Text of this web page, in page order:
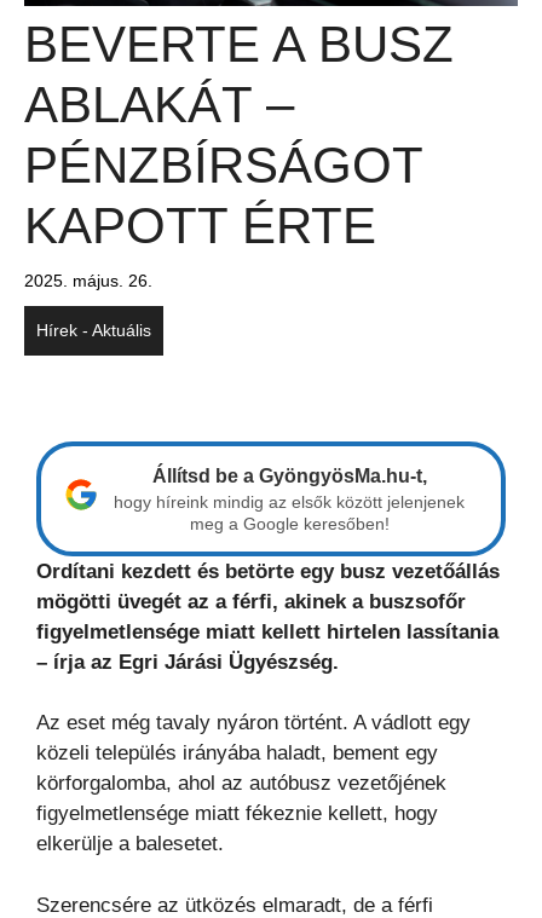
BEVERTE A BUSZ
ABLAKÁT –
PÉNZBÍRSÁGOT
KAPOTT ÉRTE
2025. május. 26.
Hírek - Aktuális
Állítsd be a GyöngyösMa.hu-t,
hogy híreink mindig az elsők között jelenjenek
meg a Google keresőben!
Ordítani kezdett és betörte egy busz vezetőállás
mögötti üvegét az a férfi, akinek a buszsofőr
figyelmetlensége miatt kellett hirtelen lassítania
– írja az Egri Járási Ügyészség.
Az eset még tavaly nyáron történt. A vádlott egy
közeli település irányába haladt, bement egy
körforgalomba, ahol az autóbusz vezetőjének
figyelmetlensége miatt fékeznie kellett, hogy
elkerülje a balesetet.
Szerencsére az ütközés elmaradt, de a férfi